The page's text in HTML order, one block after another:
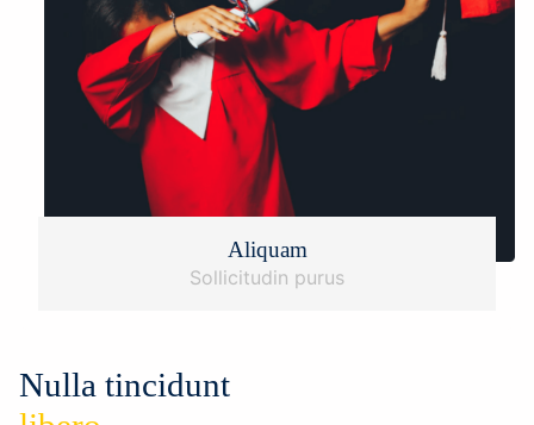
Aliquam
Sollicitudin purus
Nulla tincidunt